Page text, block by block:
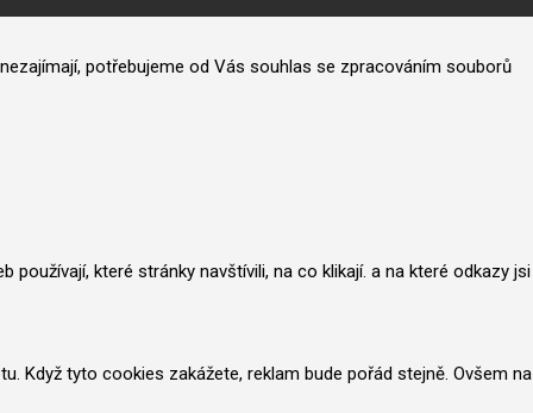
potřebujeme od Vás souhlas se zpracováním souborů
které stránky navštívili, na co klikají. a na které odkazy jsi
Když tyto cookies zakážete, reklam bude pořád stejně. Ovšem na